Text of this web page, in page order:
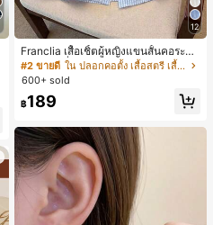
12
Franclia เสื้อเชิ้ตผู้หญิงแขนสั้นคอระบา
ยกระดุมเดี่ยวลายทาง
#2 ขายดี
ใน ปลอกคอตั้ง เสื้อสตรี เสื้อเบลาส์ & Tee
600+ sold
฿189